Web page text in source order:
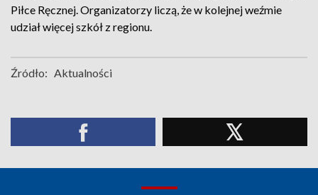
Piłce Ręcznej. Organizatorzy liczą, że w kolejnej weźmie
udział więcej szkół z regionu.
Źródło: Aktualności